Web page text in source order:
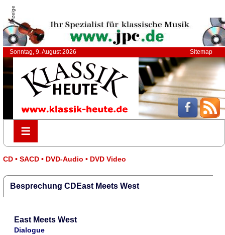
Anzeige
Sonntag, 9. August 2026 Sitemap
≡
≡
CD • SACD • DVD-Audio • DVD Video
Besprechung CDEast Meets West
East Meets West
Dialogue